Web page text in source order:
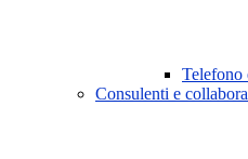
Telefono
Consulenti e